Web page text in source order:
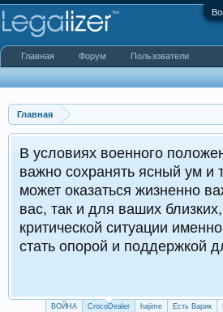
Главная
положения в Украине
ясный ум и трезвость. Это
жизненно важным как для
ваших близких, ведь в
ситуации именно вы можете
и поддержкой для
ВОЙНА CrocoDealer hajime Есть Варик
Главная Форум Пользователи